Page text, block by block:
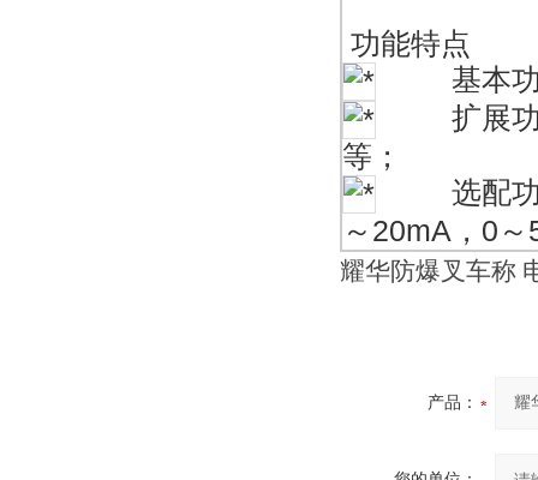
功能特点
基本功能
扩展功能
等；
选配功能
～20mA，0～
耀华防爆叉车称
产品：